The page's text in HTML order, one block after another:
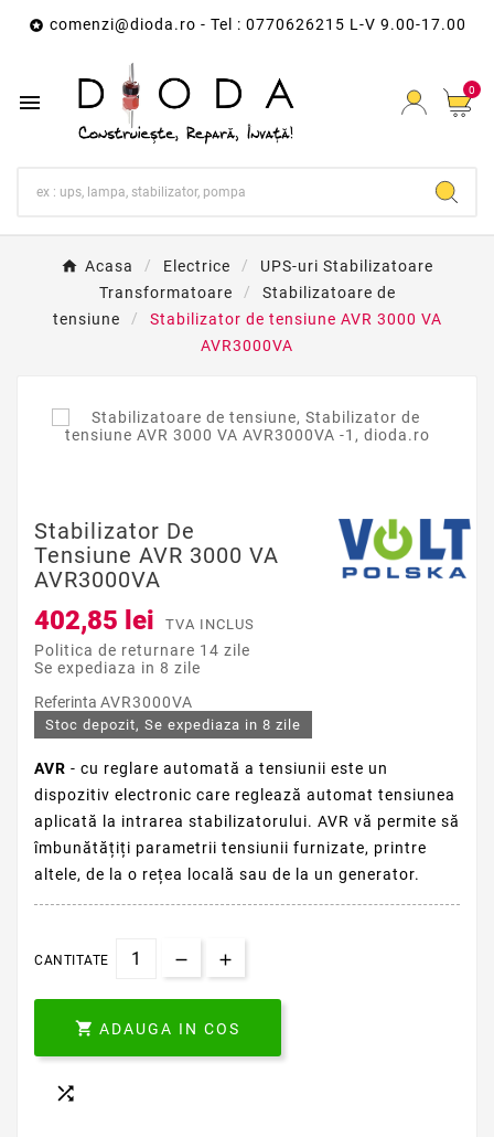
 comenzi@dioda.ro - Tel : 0770626215 L-V 9.00-17.00
 0
Acasa Electrice
UPS-uri Stabilizatoare
Transformatoare
Stabilizatoare de
tensiune
Stabilizator de tensiune AVR 3000 VA
AVR3000VA
Stabilizator De
Tensiune AVR 3000 VA
AVR3000VA
402,85 lei TVA INCLUS
Politica de returnare 14 zile
Se expediaza in 8 zile
Referinta AVR3000VA
Stoc depozit, Se expediaza in 8 zile
AVR - cu reglare automată a tensiunii este un
dispozitiv electronic care reglează automat tensiunea
aplicată la intrarea stabilizatorului. AVR vă permite să
îmbunătățiți parametrii tensiunii furnizate, printre
altele, de la o rețea locală sau de la un generator.
CANTITATE
 ADAUGA IN COS
